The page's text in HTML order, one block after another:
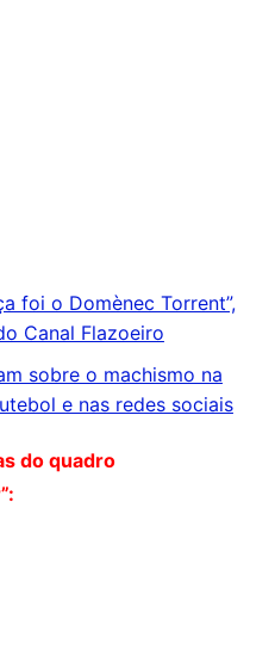
foi o Domènec Torrent”,
Canal Flazoeiro
sobre o machismo na
e nas redes sociais
do quadro